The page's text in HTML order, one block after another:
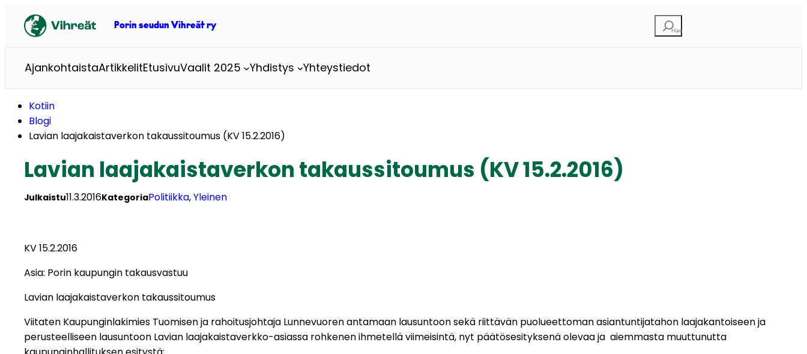
sisältöön
Porin seudun Vihreät ry
t
AjankohtaistaArtikkelitEtusivuVaalit 2025 Yhdistys Yhteystiedot
Kotiin
Blogi
Lavian laajakaistaverkon takaussitoumus (KV 15.2.2016)
Lavian laajakaistaverkon takaussitoumus (KV 15.2.2016)
Julkaistu11.3.2016KategoriaPolitiikka, Yleinen
KV 15.2.2016
Asia: Porin kaupungin takausvastuu
Lavian laajakaistaverkon takaussitoumus
Viitaten Kaupunginlakimies Tuomisen ja rahoitusjohtaja Lunnevuoren antamaan lausuntoon sekä riittävän puolueettoman asiantuntijatahon laajakantoiseen ja
perusteelliseen lausuntoon Lavian laajakaistaverkko-asiassa rohkenen ihmetellä viimeisintä, nyt päätösesityksenä olevaa ja aiemmasta muuttunutta